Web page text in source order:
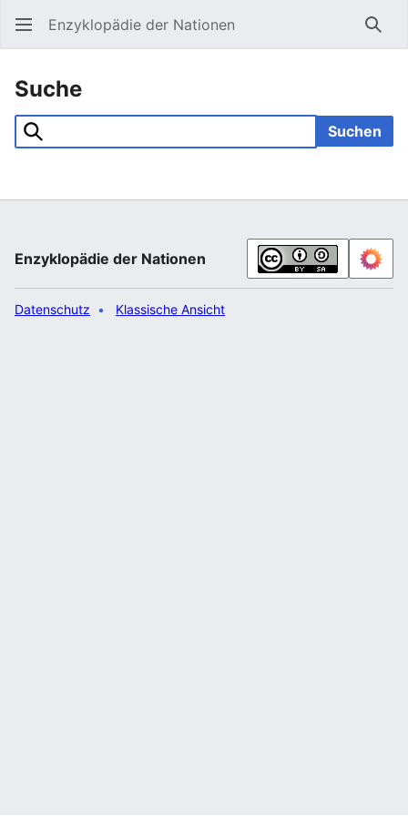
Enzyklopädie der Nationen
Suche
Suchen
Enzyklopädie der Nationen
Datenschutz Klassische Ansicht